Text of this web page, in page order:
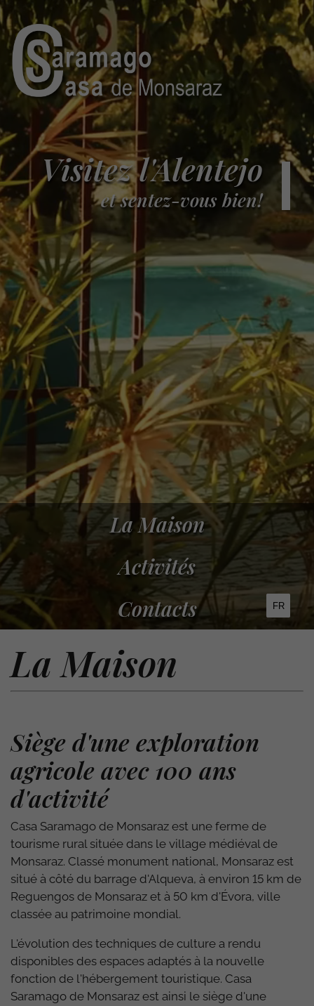
Visitez l'Alentejo
et sentez-vous bien!
La Maison
Activités
Contacts
FR
La Maison
Siège d'une exploration
agricole avec 100 ans
d'activité
Casa Saramago de Monsaraz est une ferme de
tourisme rural située dans le village médiéval de
Monsaraz. Classé monument national, Monsaraz est
situé à côté du barrage d'Alqueva, à environ 15 km de
Reguengos de Monsaraz et à 50 km d'Évora, ville
classée au patrimoine mondial.
L'évolution des techniques de culture a rendu
disponibles des espaces adaptés à la nouvelle
fonction de l'hébergement touristique. Casa
Saramago de Monsaraz est ainsi le siège d'une